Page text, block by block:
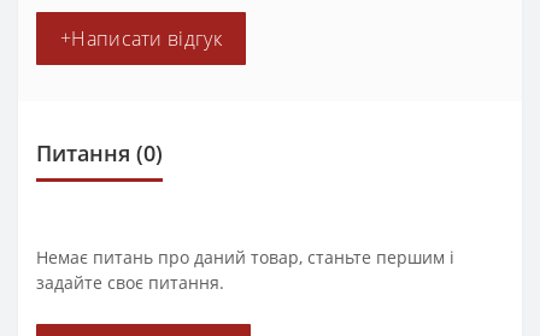
+Написати відгук
Питання (0)
Немає питань про даний товар, станьте першим і
задайте своє питання.